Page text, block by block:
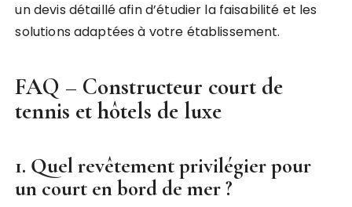
un devis détaillé afin d’étudier la faisabilité et les
solutions adaptées à votre établissement.
FAQ – Constructeur court de
tennis et hôtels de luxe
1. Quel revêtement privilégier pour
un court en bord de mer ?